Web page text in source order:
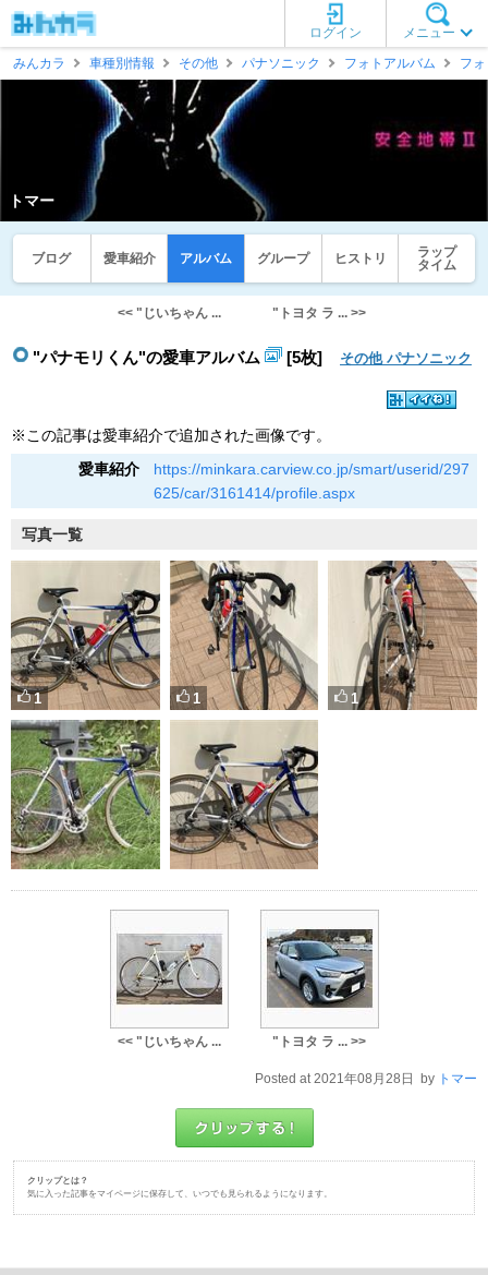
メニュー
ログイン
みんカラ
車種別情報 その他 パナソニック フォトアルバム フ
トマー
ブログ 愛車紹介 アルバム グループ ヒストリ
ラップ
タイム
<< "じいちゃん ... "トヨタ ラ ... >>
"パナモリくん"の愛車アルバム [5枚] その他 パナソニック
※この記事は愛車紹介で追加された画像です。
愛車紹介
https://minkara.carview.co.jp/smart/userid/297
625/car/3161414/profile.aspx
写真一覧
1 1 1
<< "じいちゃん ... "トヨタ ラ ... >>
Posted at 2021年08月28日 by トマー
クリップとは？
気に入った記事をマイページに保存して、いつでも見られるようになります。